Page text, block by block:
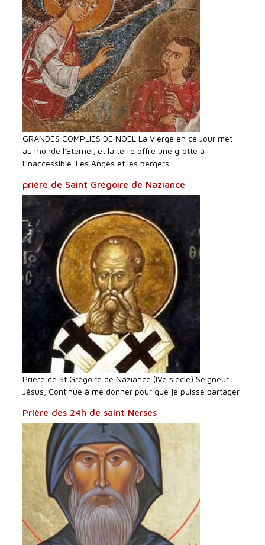
GRANDES COMPLIES DE NOEL La Vierge en ce Jour met
au monde l'Eternel, et la terre offre une grotte à
l'Inaccessible. Les Anges et les bergers...
prière de Saint Grégoire de Naziance
Prière de St Grégoire de Naziance (IVe siècle) Seigneur
Jésus, Continue à me donner pour que je puisse partager
Prière des 24h de saint Nerses